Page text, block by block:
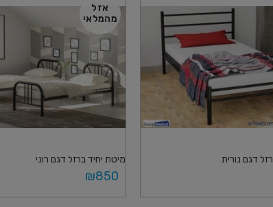
דגם נורית
אזל
מהמלאי
מיטת יחיד ברזל דגם רוני
₪850
בחר אפשרויות